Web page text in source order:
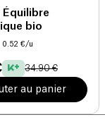
Équilibre
bio
| 0.52 €/u
34.90 €
au panier